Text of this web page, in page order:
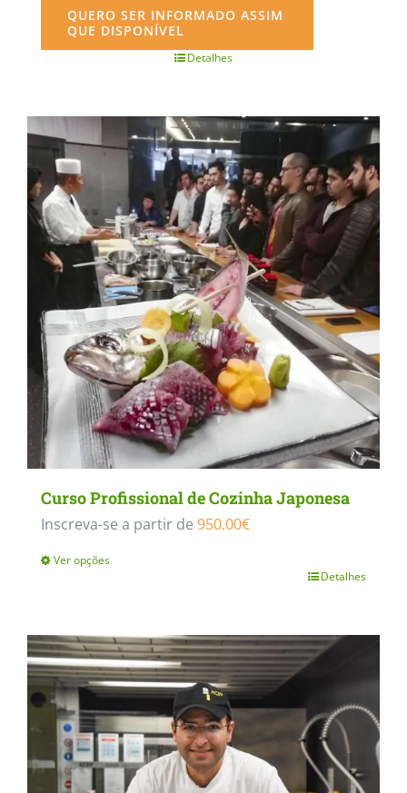
QUERO SER INFORMADO ASSIM
QUE DISPONÍVEL
Detalhes
Curso Profissional de Cozinha Japonesa
Inscreva-se a partir de 950.00€
Ver opções
has
multiple
variants.
The
options
may
Detalhes